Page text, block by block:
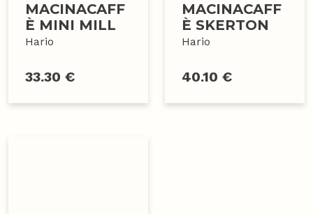
MACINACAFF
È MINI MILL
Hario
33.30 €
MACINACAFF
È SKERTON
Hario
40.10 €